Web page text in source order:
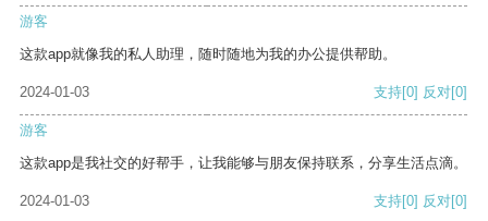
游客
这款app就像我的私人助理，随时随地为我的办公提供帮助。
2024-01-03 支持[0] 反对[0]
游客
这款app是我社交的好帮手，让我能够与朋友保持联系，分享生活点滴。
2024-01-03 支持[0] 反对[0]